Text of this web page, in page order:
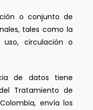
o conjunto de
tales como la
uso, circulación o
de datos tiene
Tratamiento de
envía los